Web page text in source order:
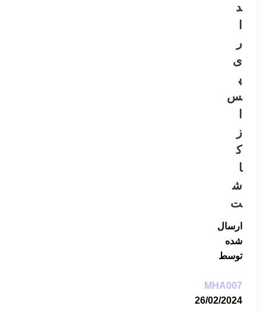
د
ر
ی
پ
س
ز
ک
ا
ش
ت
ارسال
شده
توسط
MHA007
26/02/2024